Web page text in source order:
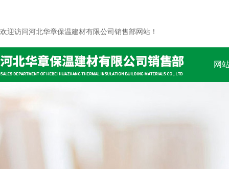
欢迎访问河北华章保温建材有限公司销售部网站！
网